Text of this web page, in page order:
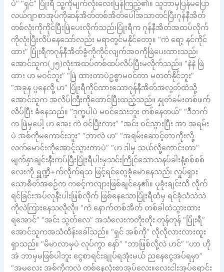
ပဲ” “ရှင်” ပြုံးရီ သူ့ကိုမျက်လုံးလေးပြန်ကြည့်၏။ သူဘာမှပြန်မပြော
လယ်ဂျာစာအုပ်ကိုဆန်အိတ်တစ်အိတ်ပေါ်အသာတင်ပြီးဂုန်နီအိတ်
တစ်လုံးကိုကိုင်ပြီးဖြဲပေးလိုက်သည်၊ပြုံးရီက ဂုန်နီအိတ်အထပ်လိုက်
ကိုလုံးပြီးလိပ်နေသော်လည်း မရာတွင်မနိုင်တော့။ “ကဲ ရော့ နင်ကိုင်
ထား” ပြုံးရီကဂုန်နီအိတ်ခွံကိုကိုင်လျက်အဝကိုဖြဲပေးထားသည်၊
အောင်သူက(၂၅)လုံးအထပ်တစ်ထပ်လိပ်ပြီးမလိုက်သည်။ “နဲနဲ ဖြဲ
ထား ဟ မဝင်ဘူး” “ဖြဲ ထားတာပဲဥစ္စာမဝင်တာ မတတ်နိုင်ဘူး”
“အခုန ပွနေလို့ ဟ” ပြုံးရီကိုင်ထားသောဂုန်နီအိတ်အလွတ်ထဲသို့
အောင်သူက အလိပ်ကြီးကိုထောင်ပြီးထည့်သည်။ နှုတ်ခမ်းတစ်ဖက်
လိပ်ပြီး ခံနေသည်။ “ဒုက္ခပါပဲ မဝင်သေးဘူး တစ်နေတယ်” “ဒီဘက်
က ဖြဲမှပေါ့ ဟ အေး ကဲ ဝင်ပြီးလား” “အင်း ဝင်သွားပြီး အာ အရမ်း
ပဲ အစ်ကိုမကောင်းဘူး” “ဘာလဲ ဟ” “အရမ်းဆောင့်တာကိုးလို့
လက်မောင်းကိုအောင့်သွားတာပဲ” “ဟ ဒါမှ သယ်လို့ကောင်းတာ”
မျက်နှာချင်းနီးကပ်ပြီးပြုံးရီပါးမှသင်းကြိုင်သောသနပ်ခါးနံ့စစ်စစ်
လေးကို ရှူဏ္ဍိ+က်လိုက်ရသ ဖြင့်ရင်တွေခုံမောနေသည်၊ လှုပ်ရှား
သောစိတ်အစဉ်က ကစင့်ကလျားဖြစ်ချင်နေ၏။ ပုခုံးချင်းထိ လိုက်
ရင်ခြင်းအပ်လုနီးပါးဖြစ်လိုက် ဖြစ်နေသောပြုံးရီထံမှ ရင်ခုံသံသဲသဲ
ကိုလဲကြားနေသလိုလို။ “ကဲ နောက်တစ်အိတ် တစ်ခါထဲသွားထား
ရအောင်” “အင်း သွတ်လေ” အသံလေးကတိုးတိုး တုန်တုန် “ပြုံးရီ”
အောင်သူကအသံထိန်းခေါ်သည်။ “ရှင် အစ်ကို” လိုလိုလားလားထူး
ရှာသည်။ “မိမာလာမှပဲ လုပ်ကွာ နော်” “ဘာဖြစ်လို့လဲ ဟင်” “ဟာ ဟို
အဲ ဘာမှမဖြစ်ပါဘူး ငွေစာရင်းချုပ်ရအုံးမယ် ညနေငွေအပ်ရမှာ”
“အမလေး အစ်ကိုကလဲ တစ်နေလုံးစာအုပ်လေး။လေးငါးအုပ်ရောင်း